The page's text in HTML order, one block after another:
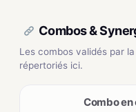
Combos &
Les combos validés par
répertoriés ici.
Combo en